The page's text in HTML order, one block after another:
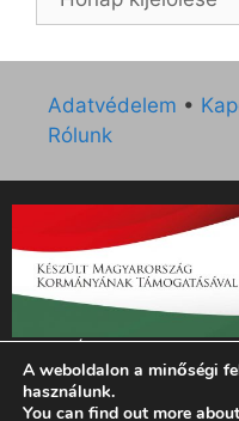
Adatvédelem •
Rólunk
„Az Új Ember
támogatását az
szerződés keretében 3
A weboldalon a minőségi
használunk.
You can find out more